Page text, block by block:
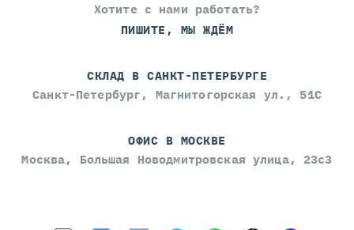
Хотите с нами работать?
ПИШИТЕ, МЫ ЖДЁМ
СКЛАД В САНКТ-ПЕТЕРБУРГЕ
Санкт-Петербург, Магнитогорская ул., 51С
ОФИС В МОСКВЕ
Москва, Большая Новодмитровская улица, 23с3